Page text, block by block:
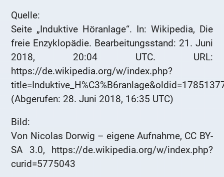
Quelle:
Seite „Induktive Höranlage“. In: Wikipedia, Die
freie Enzyklopädie. Bearbeitungsstand: 21. Juni
2018, 20:04 UTC. URL:
https://de.wikipedia.org/w/index.php?
(Abgerufen: 28. Juni 2018, 16:35 UTC)
Bild:
Von Nicolas Dorwig – eigene Aufnahme, CC BY-
SA 3.0, https://de.wikipedia.org/w/index.php?
curid=5775043